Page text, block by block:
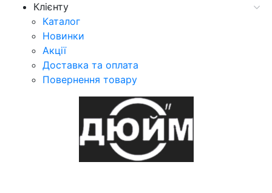
Клієнту
Каталог
Новинки
Акції
Доставка та оплата
Повернення товару